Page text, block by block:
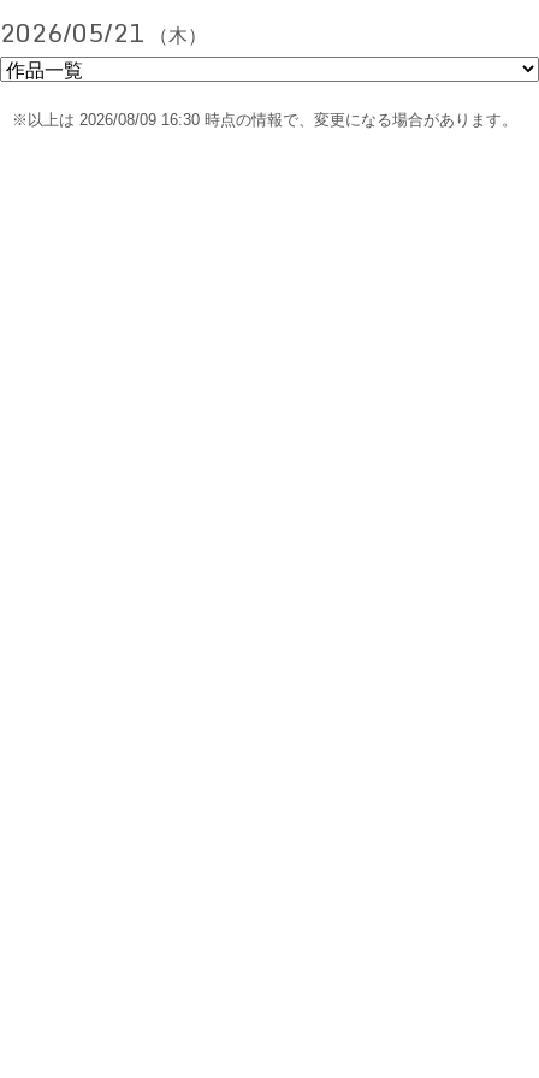
2026/05/21 （木）
※以上は 2026/08/09 16:30 時点の情報で、変更になる場合があります。